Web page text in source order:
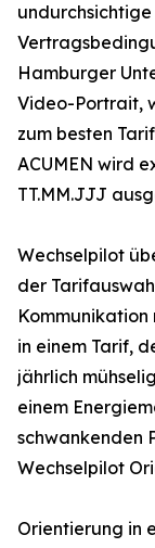
Hamburger
Video-Portrait,
zum besten
ACUMEN wird
TT.MM.JJJ
Wechselpilot
der
Kommunikation
in einem Tarif,
jährlich
einem
schwankenden
Wechselpilot
Orientierung in